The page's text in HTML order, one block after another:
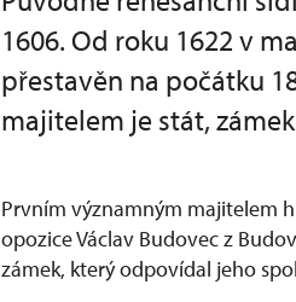
1606. Od roku 1622 v
přestavěn na počátku
majitelem je stát,
Prvním významným majitelem
opozice Václav Budovec z
zámek, který odpovídal jeho